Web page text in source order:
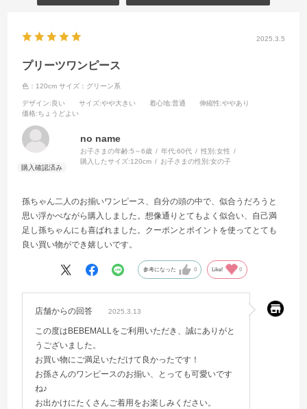
2025.3.5
プリーツワンピース
色：120cm サイズ：グリーン系
デザイン:良い サイズ:やや大きい 着心地:普通 伸縮性:ややあり
価格:ちょうどよい
no name
お子さまの年齢:5～6歳 年代:60代 性別:女性
購入したサイズ:120cm お子さまの性別:女の子
孫ちゃん二人のお揃いワンピース、自分の頭の中で、似合うだろうと
思い浮かべながら購入しました。想像通りとてもよく似合い、自己満
足し孫ちゃんにも喜ばれました。クーポンとポイントを使ってとても
良い買い物ができ嬉しいです。
参考になった 0 Like! 0
店舗からの回答 2025.3.13
この度はBEBEMALLをご利用いただき、誠にありがと
うございました。
お買い物にご満足いただけて良かったです！
お孫さんのワンピースのお揃い、とっても可愛いです
ね♪
お出かけにたくさんご着用をお楽しみください。